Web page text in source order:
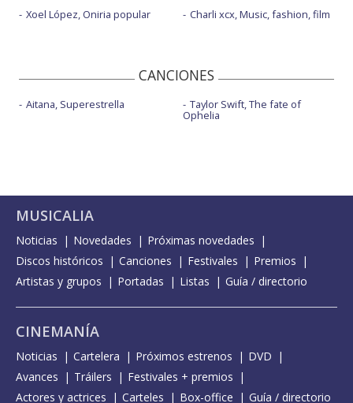
Xoel López, Oniria popular
Charli xcx, Music, fashion, film
CANCIONES
Aitana, Superestrella Taylor Swift, The fate of
Ophelia
MUSICALIA
Noticias Novedades
Próximas novedades
Discos históricos
Canciones Festivales
Premios
Artistas y grupos
Portadas Listas Guía / directorio
CINEMANÍA
Noticias Cartelera Próximos estrenos
DVD
Avances
Tráilers
Festivales + premios
Actores y actrices
Carteles Box-office Guía / directorio